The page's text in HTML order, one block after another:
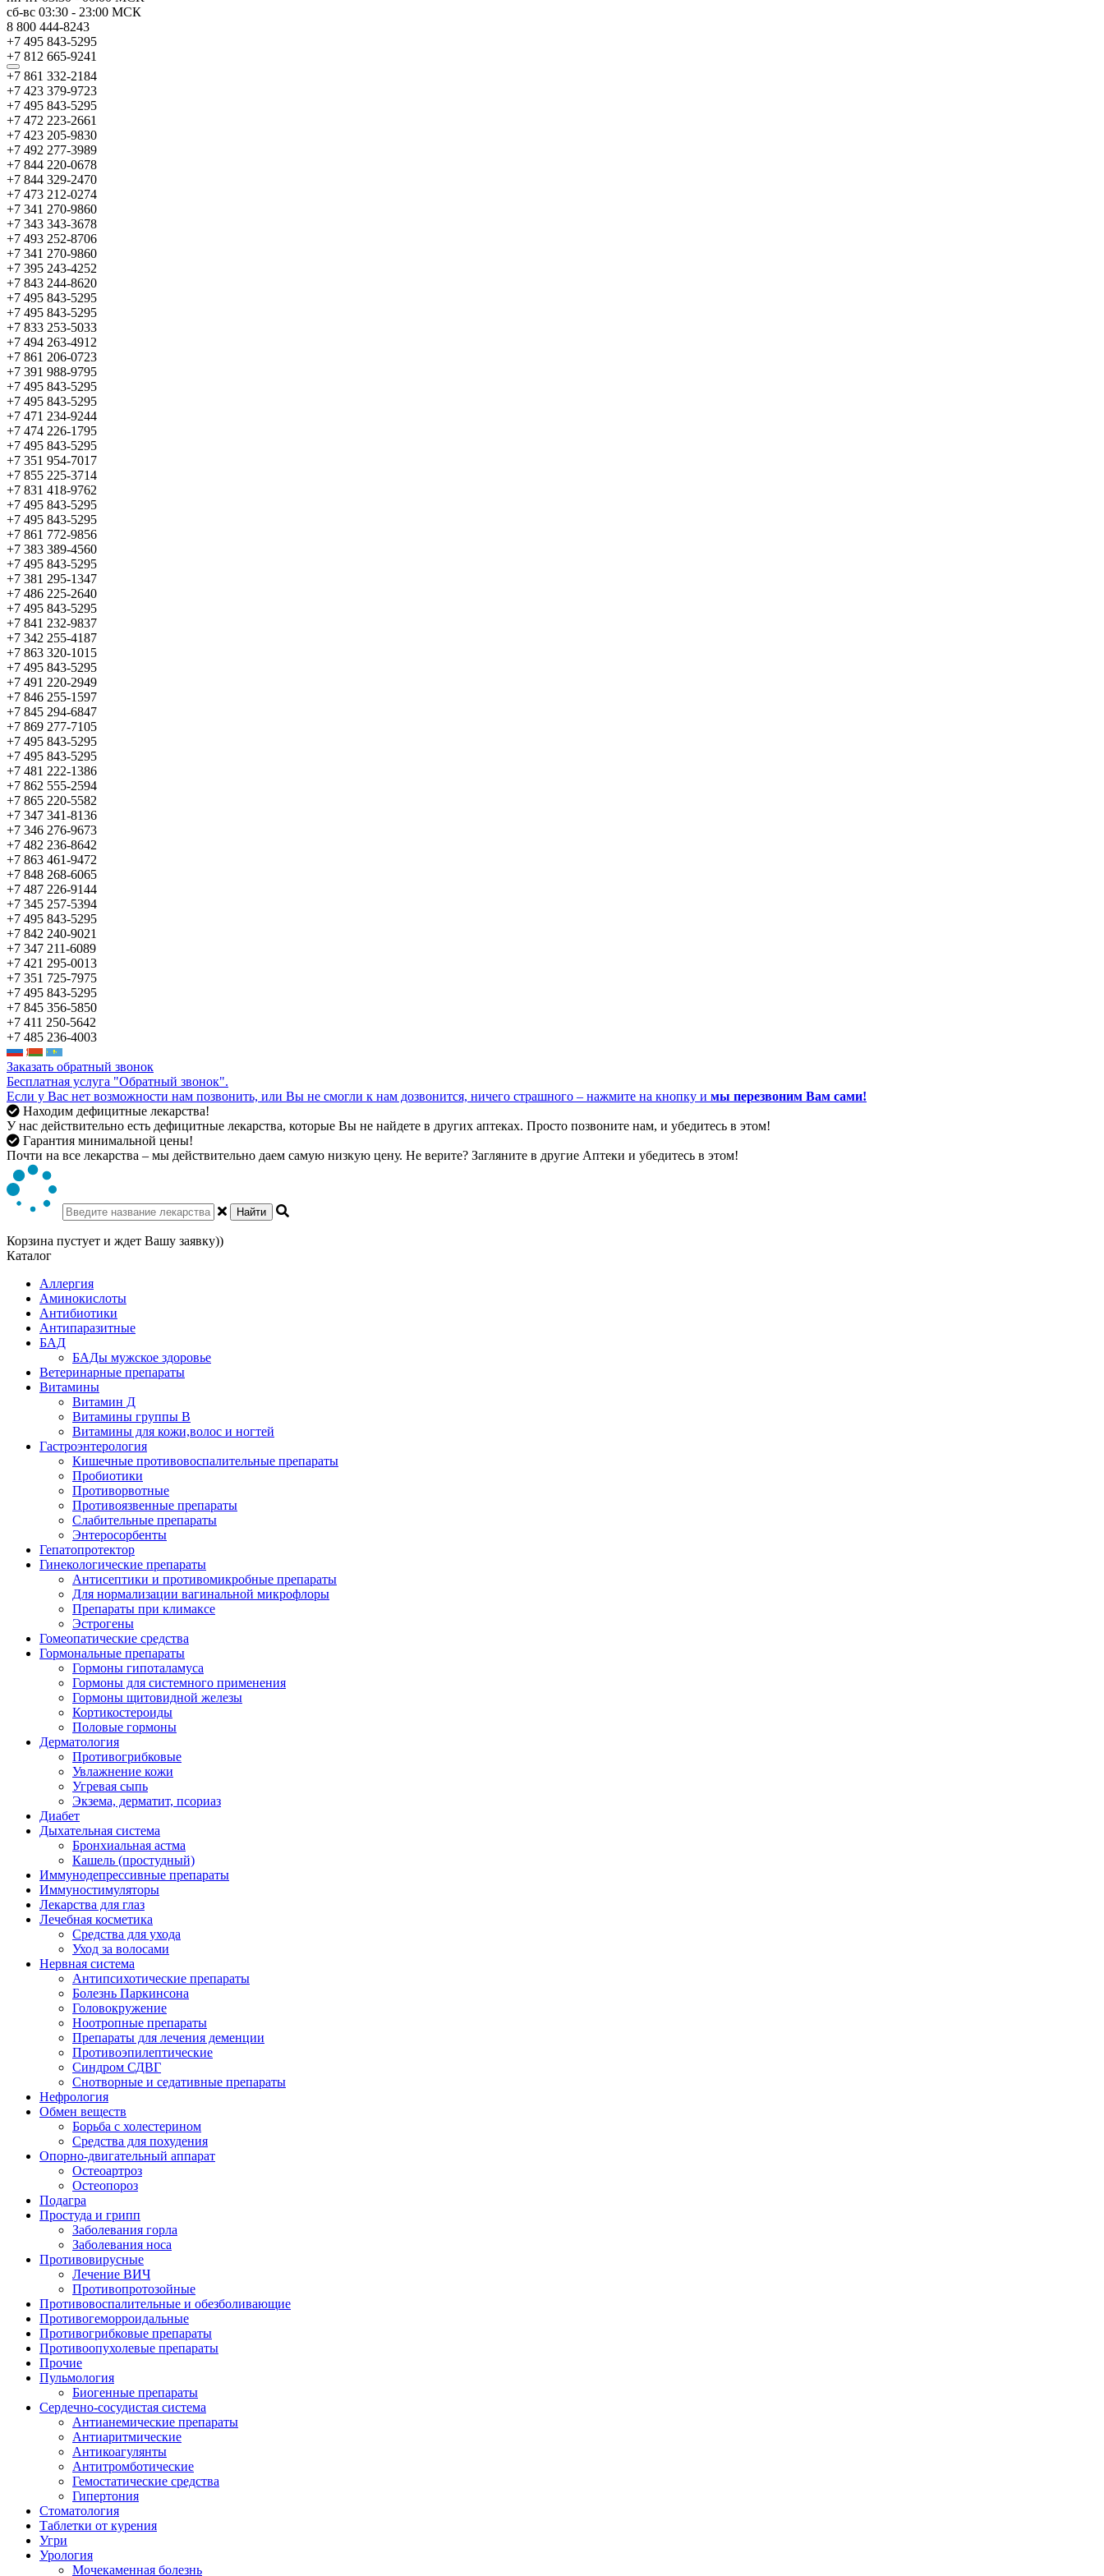
сб-вс 03:30 - 23:00 МСК
8 800 444-8243
+7 495 843-5295
+7 812 665-9241
+7 861 332-2184
+7 423 379-9723
+7 495 843-5295
+7 472 223-2661
+7 423 205-9830
+7 492 277-3989
+7 844 220-0678
+7 844 329-2470
+7 473 212-0274
+7 341 270-9860
+7 343 343-3678
+7 493 252-8706
+7 341 270-9860
+7 395 243-4252
+7 843 244-8620
+7 495 843-5295
+7 495 843-5295
+7 833 253-5033
+7 494 263-4912
+7 861 206-0723
+7 391 988-9795
+7 495 843-5295
+7 495 843-5295
+7 471 234-9244
+7 474 226-1795
+7 495 843-5295
+7 351 954-7017
+7 855 225-3714
+7 831 418-9762
+7 495 843-5295
+7 495 843-5295
+7 861 772-9856
+7 383 389-4560
+7 495 843-5295
+7 381 295-1347
+7 486 225-2640
+7 495 843-5295
+7 841 232-9837
+7 342 255-4187
+7 863 320-1015
+7 495 843-5295
+7 491 220-2949
+7 846 255-1597
+7 845 294-6847
+7 869 277-7105
+7 495 843-5295
+7 495 843-5295
+7 481 222-1386
+7 862 555-2594
+7 865 220-5582
+7 347 341-8136
+7 346 276-9673
+7 482 236-8642
+7 863 461-9472
+7 848 268-6065
+7 487 226-9144
+7 345 257-5394
+7 495 843-5295
+7 842 240-9021
+7 347 211-6089
+7 421 295-0013
+7 351 725-7975
+7 495 843-5295
+7 845 356-5850
+7 411 250-5642
+7 485 236-4003
Заказать обратный звонок
Бесплатная услуга "Обратный звонок".
Если у Вас нет возможности нам позвонить, или Вы не смогли к нам дозвонится, ничего страшного – нажмите на кнопку и мы перезвоним Вам сами!
Находим дефицитные лекарства!
У нас действительно есть дефицитные лекарства, которые Вы не найдете в других аптеках. Просто позвоните нам, и убедитесь в этом!
Гарантия минимальной цены!
Почти на все лекарства – мы действительно даем самую низкую цену. Не верите? Загляните в другие Аптеки и убедитесь в этом!
Найти
Корзина пустует и ждет Вашу заявку))
Каталог
Аллергия
Аминокислоты
Антибиотики
Антипаразитные
БАД
БАДы мужское здоровье
Ветеринарные препараты
Витамины
Витамин Д
Витамины группы В
Витамины для кожи,волос и ногтей
Гастроэнтерология
Кишечные противовоспалительные препараты
Пробиотики
Противорвотные
Противоязвенные препараты
Слабительные препараты
Энтеросорбенты
Гепатопротектор
Гинекологические препараты
Антисептики и противомикробные препараты
Для нормализации вагинальной микрофлоры
Препараты при климаксе
Эстрогены
Гомеопатические средства
Гормональные препараты
Гормоны гипоталамуса
Гормоны для системного применения
Гормоны щитовидной железы
Кортикостероиды
Половые гормоны
Дерматология
Противогрибковые
Увлажнение кожи
Угревая сыпь
Экзема, дерматит, псориаз
Диабет
Дыхательная система
Бронхиальная астма
Кашель (простудный)
Иммунодепрессивные препараты
Иммуностимуляторы
Лекарства для глаз
Лечебная косметика
Средства для ухода
Уход за волосами
Нервная система
Антипсихотические препараты
Болезнь Паркинсона
Головокружение
Ноотропные препараты
Препараты для лечения деменции
Противоэпилептические
Синдром СДВГ
Снотворные и седативные препараты
Нефрология
Обмен веществ
Борьба с холестерином
Средства для похудения
Опорно-двигательный аппарат
Остеоартроз
Остеопороз
Подагра
Простуда и грипп
Заболевания горла
Заболевания носа
Противовирусные
Лечение ВИЧ
Противопротозойные
Противовоспалительные и обезболивающие
Противогеморроидальные
Противогрибковые препараты
Противоопухолевые препараты
Прочие
Пульмология
Биогенные препараты
Сердечно-сосудистая система
Антианемические препараты
Антиаритмические
Антикоагулянты
Антитромботические
Гемостатические средства
Гипертония
Стоматология
Таблетки от курения
Угри
Урология
Мочекаменная болезнь